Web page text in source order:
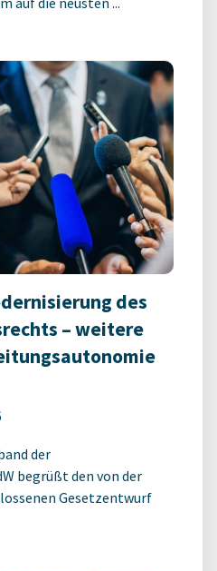
des
– weitere
der
begrüßt den von der
Gesetzentwurf